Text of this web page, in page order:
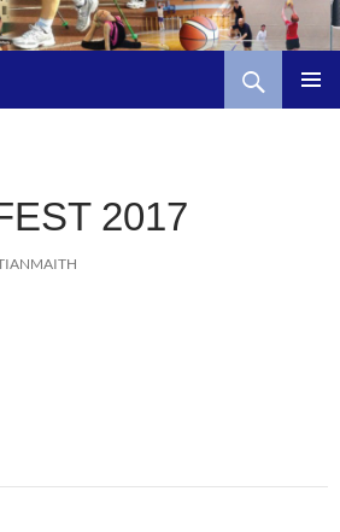
2017